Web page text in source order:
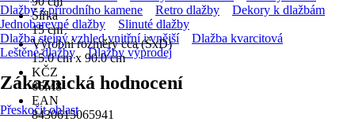
Šířka
15 cm
Výrobní rozměry cca (ŠxD)
15.0 cm x 90.0 cm
KČZ
66M8
EAN
8430615065941
Dlažby z přírodního kamene
Retro dlažby
Dekory k dlažbám
Jednobarevné dlažby
Slinuté dlažby
Dlažba stejný vzhled vnitřní i vnější
Dlažba kvarcitová
Leštěné dlažby
Dlažby výprodej
Zákaznická hodnocení
Přeskočit oblast